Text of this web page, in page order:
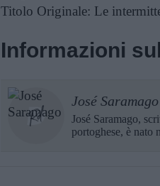
Titolo Originale: Le
Informazioni
José Saramago
José Saramago,
portoghese, è nato